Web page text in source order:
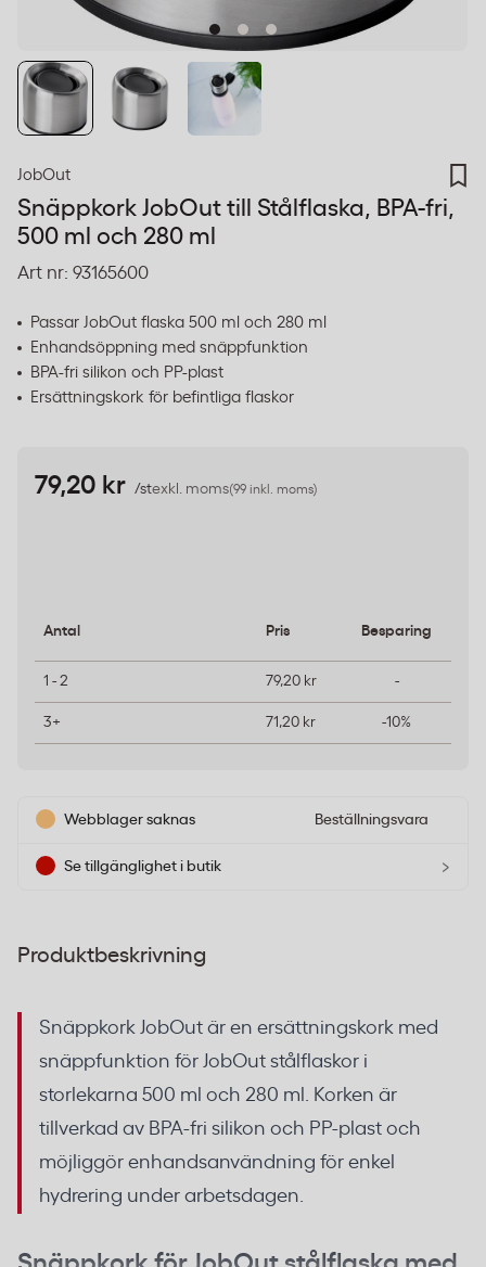
JobOut
Snäppkork JobOut till Stålflaska, BPA-fri,
500 ml och 280 ml
Art nr: 93165600
Passar JobOut flaska 500 ml och 280 ml
Enhandsöppning med snäppfunktion
BPA-fri silikon och PP-plast
Ersättningskork för befintliga flaskor
79,20 kr /stexkl. moms(99 inkl. moms)
Antal Pris Besparing
1 - 2 79,20 kr -
3+ 71,20 kr -10%
Webblager saknas Beställningsvara
Se tillgänglighet i butik ›
Produktbeskrivning
Snäppkork JobOut är en ersättningskork med
snäppfunktion för JobOut stålflaskor i
storlekarna 500 ml och 280 ml. Korken är
tillverkad av BPA-fri silikon och PP-plast och
möjliggör enhandsanvändning för enkel
hydrering under arbetsdagen.